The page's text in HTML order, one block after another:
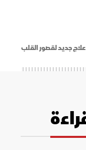
علاج جديد لقصور القلب